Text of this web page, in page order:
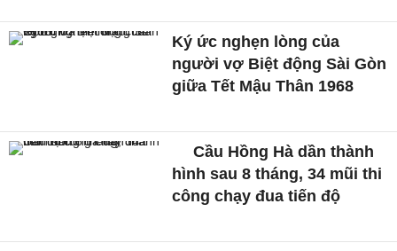
Ký ức nghẹn lòng của
người vợ Biệt động Sài Gòn
giữa Tết Mậu Thân 1968
Cầu Hồng Hà dần thành
hình sau 8 tháng, 34 mũi thi
công chạy đua tiến độ